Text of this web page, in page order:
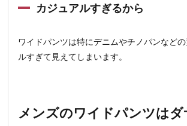
カジュアルすぎるから
ワイドパンツは特にデニムやチノパンなど
ルすぎて見えてしまいます。
メンズのワイドパンツは